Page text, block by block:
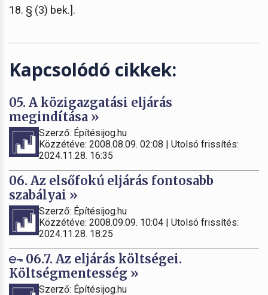
18. § (3) bek.].
Kapcsolódó cikkek:
05. A közigazgatási eljárás
megindítása »
Szerző: Építésijog.hu
Közzétéve: 2008.08.09. 02:08 | Utolsó frissítés:
2024.11.28. 16:35
06. Az elsőfokú eljárás fontosabb
szabályai »
Szerző: Építésijog.hu
Közzétéve: 2008.09.09. 10:04 | Utolsó frissítés:
2024.11.28. 18:25
06.7. Az eljárás költségei.
Költségmentesség »
Szerző: Építésijog.hu